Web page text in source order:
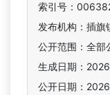
索引号：
发布机构：插旗
公开范围：全部
生成日期：
公开日期：